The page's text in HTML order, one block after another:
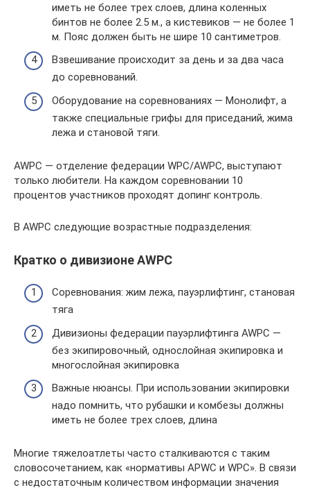
иметь не более трех слоев, длина коленных
бинтов не более 2.5 м., а кистевиков — не более 1
м. Пояс должен быть не шире 10 сантиметров.
Взвешивание происходит за день и за два часа
до соревнований.
Оборудование на соревнованиях — Монолифт, а
также специальные грифы для приседаний, жима
лежа и становой тяги.
AWPC — отделение федерации WPC/AWPC, выступают
только любители. На каждом соревновании 10
процентов участников проходят допинг контроль.
В AWPC следующие возрастные подразделения:
Кратко о дивизионе AWPC
Соревнования: жим лежа, пауэрлифтинг, становая
тяга
Дивизионы федерации пауэрлифтинга AWPC —
без экипировочный, однослойная экипировка и
многослойная экипировка
Важные нюансы. При использовании экипировки
надо помнить, что рубашки и комбезы должны
иметь не более трех слоев, длина
Многие тяжелоатлеты часто сталкиваются с таким
словосочетанием, как «нормативы APWC и WPC». В связи
с недостаточным количеством информации значения